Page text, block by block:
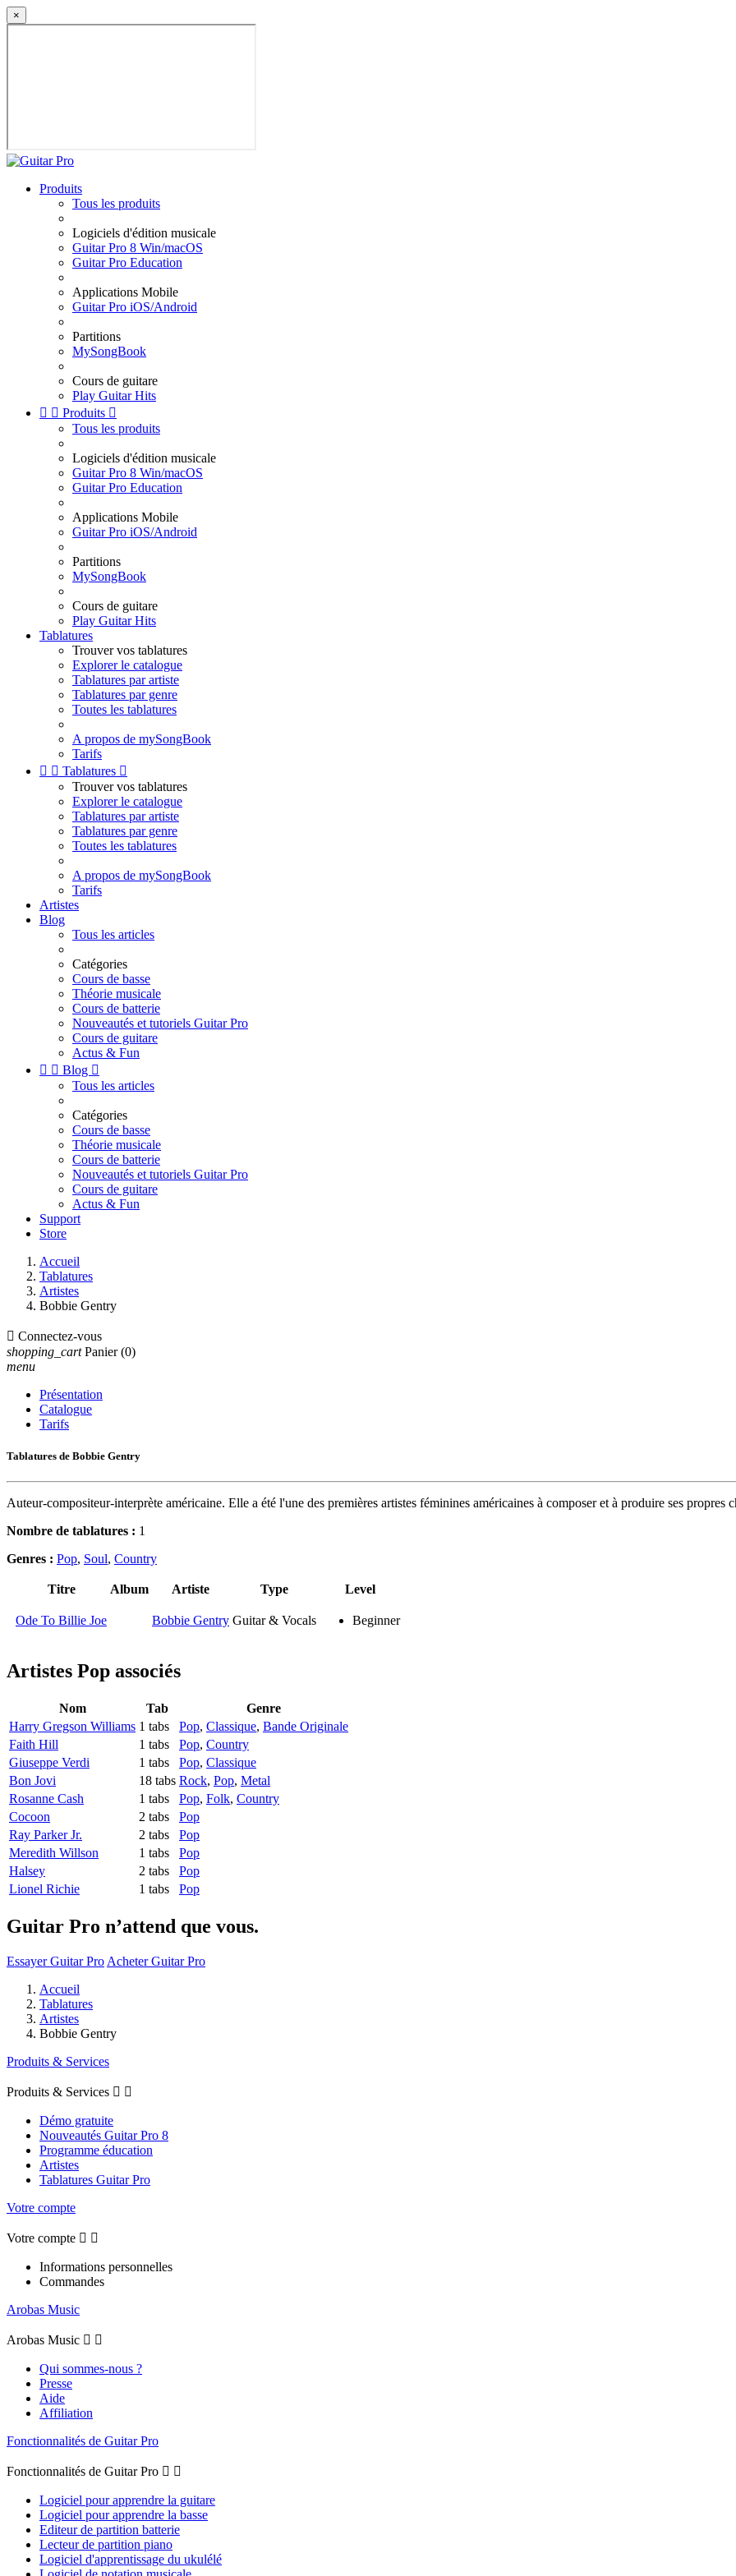
×
Produits
Tous les produits
Logiciels d'édition musicale
Guitar Pro 8 Win/macOS
Guitar Pro Education
Applications Mobile
Guitar Pro iOS/Android
Partitions
MySongBook
Cours de guitare
Play Guitar Hits
  Produits 
Tous les produits
Logiciels d'édition musicale
Guitar Pro 8 Win/macOS
Guitar Pro Education
Applications Mobile
Guitar Pro iOS/Android
Partitions
MySongBook
Cours de guitare
Play Guitar Hits
Tablatures
Trouver vos tablatures
Explorer le catalogue
Tablatures par artiste
Tablatures par genre
Toutes les tablatures
A propos de mySongBook
Tarifs
  Tablatures 
Trouver vos tablatures
Explorer le catalogue
Tablatures par artiste
Tablatures par genre
Toutes les tablatures
A propos de mySongBook
Tarifs
Artistes
Blog
Tous les articles
Catégories
Cours de basse
Théorie musicale
Cours de batterie
Nouveautés et tutoriels Guitar Pro
Cours de guitare
Actus & Fun
  Blog 
Tous les articles
Catégories
Cours de basse
Théorie musicale
Cours de batterie
Nouveautés et tutoriels Guitar Pro
Cours de guitare
Actus & Fun
Support
Store
Accueil
Tablatures
Artistes
Bobbie Gentry
 Connectez-vous
shopping_cart Panier (0)
menu
Présentation
Catalogue
Tarifs
Tablatures de Bobbie Gentry
Auteur-compositeur-interprète américaine. Elle a été l'une des premières artistes féminines américaines à composer et à produire ses propres
Nombre de tablatures : 1
Genres : Pop, Soul, Country
Titre Album Artiste Type Level
Ode To Billie Joe Bobbie Gentry Guitar & Vocals Beginner
Artistes Pop associés
Nom Tab
Genre
Harry Gregson Williams 1 tabs Pop, Classique, Bande Originale
Faith Hill
1 tabs Pop, Country
Giuseppe Verdi
1 tabs Pop, Classique
Bon Jovi
18 tabs Rock, Pop, Metal
Rosanne Cash
1 tabs Pop, Folk, Country
Cocoon
2 tabs
Pop
Ray Parker Jr.
2 tabs
Pop
Meredith Willson
1 tabs
Pop
Halsey
2 tabs
Pop
Lionel Richie
1 tabs Pop
Guitar Pro n’attend que vous.
Essayer Guitar Pro Acheter Guitar Pro
Accueil
Tablatures
Artistes
Bobbie Gentry
Produits & Services
Produits & Services  
Démo gratuite
Nouveautés Guitar Pro 8
Programme éducation
Artistes
Tablatures Guitar Pro
Votre compte
Votre compte  
Informations personnelles
Commandes
Arobas Music
Arobas Music  
Qui sommes-nous ?
Presse
Aide
Affiliation
Fonctionnalités de Guitar Pro
Fonctionnalités de Guitar Pro  
Logiciel pour apprendre la guitare
Logiciel pour apprendre la basse
Editeur de partition batterie
Lecteur de partition piano
Logiciel d'apprentissage du ukulélé